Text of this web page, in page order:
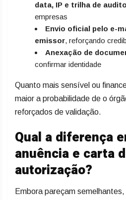
data, IP e trilha de
empresas
Envio oficial pelo e-
emissor, reforçando
Anexação de
confirmar identidade
Quanto mais sensível ou
maior a probabilidade de o
reforçados de validação.
Qual a diferença
anuência e carta
autorização?
Embora pareçam